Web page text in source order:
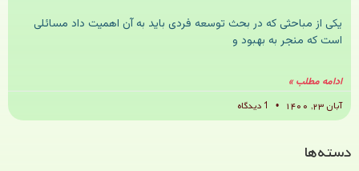
یکی از مباحثی که در بحث توسعه فردی باید به آن اهمیت داد مسائلی
است که منجر به بهبود و
ادامه مطلب »
آبان ۲۳, ۱۴۰۰
دسته‌ها